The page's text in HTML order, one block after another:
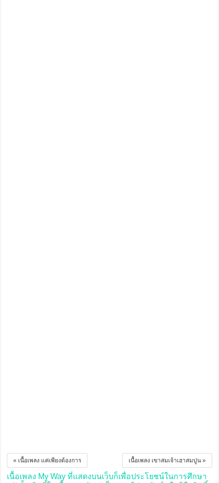
เนื้อเพลง เขาสมเจ้าเฮาสมปูน »
« เนื้อเพลง แค่เพียงต้องการ
เนื้อเพลง My Way ที่แสดงบนเว็บก็เพื่อประโยชน์ในการศึกษา